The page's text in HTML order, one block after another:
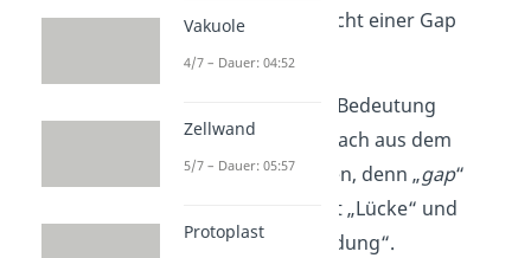
Diese Pore entspricht einer Gap
Junction.
Du kannst dir ihre Bedeutung
übrigens ganz einfach aus dem
Englischen herleiten, denn „gap“
bedeutet übersetzt „Lücke“ und
junction“ „Verbindung“.
Vakuole
4/7 – Dauer: 04:52
Zellwand
5/7 – Dauer: 05:57
Protoplast